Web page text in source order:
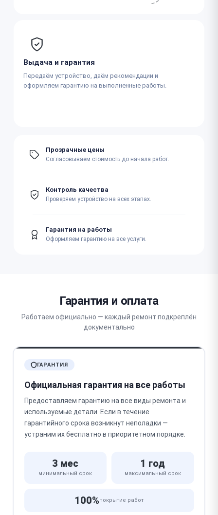
Выдача и гарантия
Передаём устройство, даём рекомендации и
оформляем гарантию на выполненные работы.
Прозрачные цены
Согласовываем стоимость до начала работ.
Контроль качества
Проверяем устройство на всех этапах.
Гарантия на работы
Оформляем гарантию на все услуги.
Гарантия и оплата
Работаем официально — каждый ремонт подкреплён
документально
ГАРАНТИЯ
Официальная гарантия на все работы
Предоставляем гарантию на все виды ремонта и
используемые детали. Если в течение
гарантийного срока возникнут неполадки —
устраним их бесплатно в приоритетном порядке.
3 мес
минимальный срок
1 год
максимальный срок
100%покрытие работ